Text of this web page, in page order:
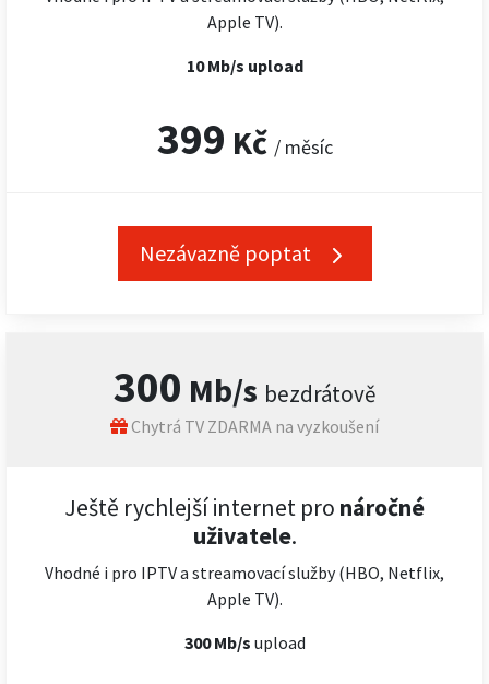
Apple TV).
10 Mb/s upload
399 Kč / měsíc
Nezávazně poptat
300 Mb/s bezdrátově
Chytrá TV ZDARMA na vyzkoušení
Ještě rychlejší internet pro náročné
uživatele.
Vhodné i pro IPTV a streamovací služby (HBO, Netflix,
Apple TV).
300 Mb/s upload